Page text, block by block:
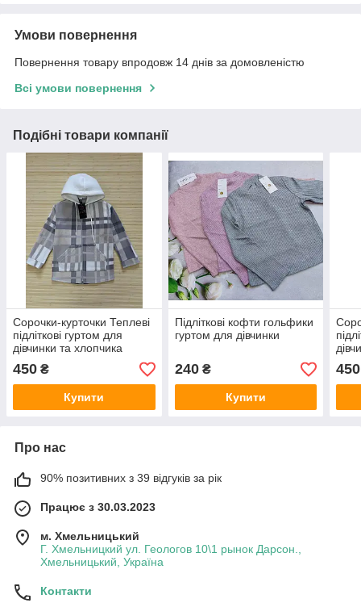
Умови повернення
Повернення товару впродовж 14 днів за домовленістю
Всі умови повернення
Подібні товари компанії
Сорочки-курточки Теплеві
підліткові гуртом для
дівчинки та хлопчика
450 ₴
Купити
Підліткові кофти гольфики
гуртом для дівчинки
240₴
Купити
450
Про нас
90% позитивних з 39 відгуків за рік
Працює з 30.03.2023
м. Хмельницький
Г. Хмельницкий ул. Геологов 10\1 рынок Дарсон.,
Хмельницький, Україна
Контакти